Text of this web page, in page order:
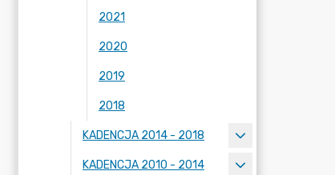
2021
2020
2019
2018
KADENCJA 2014 - 2018
KADENCJA 2010 - 2014